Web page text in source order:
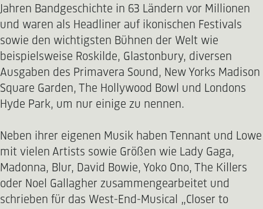
Jahren Bandgeschichte in 63 Ländern vor Millionen
und waren als Headliner auf ikonischen Festivals
sowie den wichtigsten Bühnen der Welt wie
beispielsweise Roskilde, Glastonbury, diversen
Ausgaben des Primavera Sound, New Yorks Madison
Square Garden, The Hollywood Bowl und Londons
Hyde Park, um nur einige zu nennen.
Neben ihrer eigenen Musik haben Tennant und Lowe
mit vielen Artists sowie Größen wie Lady Gaga,
Madonna, Blur, David Bowie, Yoko Ono, The Killers
oder Noel Gallagher zusammengearbeitet und
schrieben für das West-End-Musical „Closer to